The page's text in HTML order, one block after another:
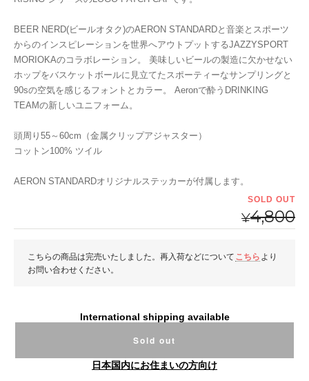
BEER NERD(ビールオタク)のAERON STANDARDと音楽とスポーツ
からのインスピレーションを世界へアウトプットするJAZZYSPORT
MORIOKAのコラボレーション。 美味しいビールの製造に欠かせない
ホップをバスケットボールに見立てたスポーティーなサンプリングと
90sの空気を感じるフォントとカラー。 Aeronで酔うDRINKING
TEAMの新しいユニフォーム。
頭周り55～60cm（金属クリップアジャスター）
コットン100% ツイル
AERON STANDARDオリジナルステッカーが付属します。
SOLD OUT
¥4,800
こちらの商品は完売いたしました。再入荷などについて こちら より
お問い合わせください。
International shipping available
Sold out
日本国内にお住まいの方向け